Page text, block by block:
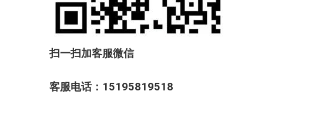
扫一扫加客服微信
客服电话：15195819518